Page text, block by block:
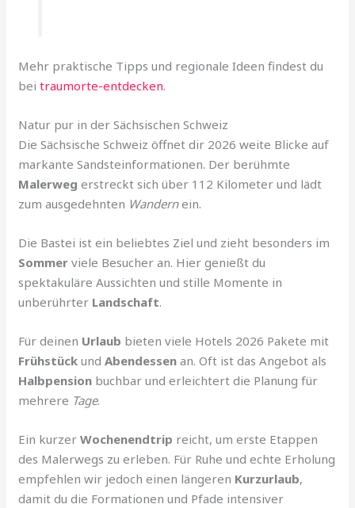
Mehr praktische Tipps und regionale Ideen findest du
beitraumorte-entdecken.
Natur pur in der Sächsischen Schweiz
Die Sächsische Schweiz öffnet dir 2026 weite Blicke auf
markante Sandsteinformationen. Der berühmte
Malerweg erstreckt sich über 112 Kilometer und lädt
zum ausgedehnten Wandernein.
Die Bastei ist ein beliebtes Ziel und zieht besonders im
Sommer viele Besucher an. Hier genießt du
spektakuläre Aussichten und stille Momente in
unberührter Landschaft.
Für deinen Urlaub bieten viele Hotels 2026 Pakete mit
Frühstück undAbendessen an. Oft ist das Angebot als
Halbpension buchbar und erleichtert die Planung für
mehrere Tage.
Ein kurzerWochenendtrip reicht, um erste Etappen
des Malerwegs zu erleben. Für Ruhe und echte Erholung
empfehlen wir jedoch einen längeren Kurzurlaub,
damit du die Formationen und Pfade intensiver